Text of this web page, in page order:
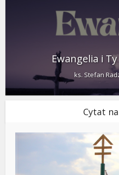
Ewangelia i
ks. Stefan
Cytat